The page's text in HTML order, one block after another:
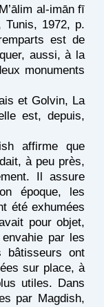
al-imān fī
1972, p.
est de
aussi, à la
monuments
et Golvin, La
est, depuis,
affirme que
à peu près,
Il assure
époque, les
été exhumées
pour objet,
par les
bâtisseurs ont
sur place, à
utiles. Dans
par Magdish,